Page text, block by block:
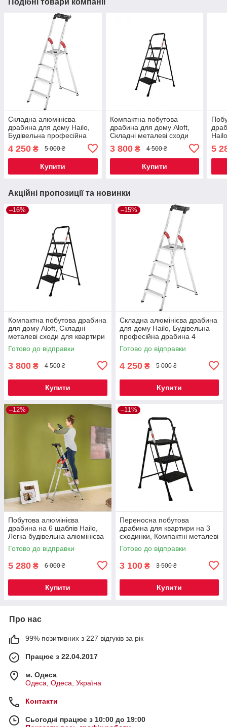
Подібні товари компанії
Складна алюмінієва
драбина для дому Hailo,
Будівельна професійна
4 250 ₴ 5 000 ₴
Купити
Компактна побутова
драбина для дому Aloft,
Складні металеві сходи
сходинки
3 800₴ 4 500 ₴
Купити
5
Акційні пропозиції та новинки
–16%
Компактна побутова драбина
для дому Aloft, Складні
металеві сходи для квартири
на 4 сходинки
Готово до відправки
3 800 ₴ 4 500 ₴
Купити
–15%
Складна алюмінієва драбина
для дому Hailo, Будівельна
професійна драбина 4
ступені.
Готово до відправки
4 250 ₴ 5 000 ₴
Купити
–12%
Побутова алюмінієва
драбина на 6 щаблів Hailo,
Легка будівельна алюмінієва
драбина для квартири
Готово до відправки
5 280 ₴ 6 000 ₴
Купити
–11%
Переносна побутова
драбина для квартири на 3
сходинки, Компактні металеві
сходи для дому Aloft
Готово до відправки
3 100 ₴ 3 500 ₴
Купити
Про нас
99% позитивних з 227 відгуків за рік
Працює з 22.04.2017
м. Одеса
Одеса, Одеса, Україна
Контакти
Сьогодні працює з 10:00 до 19:00